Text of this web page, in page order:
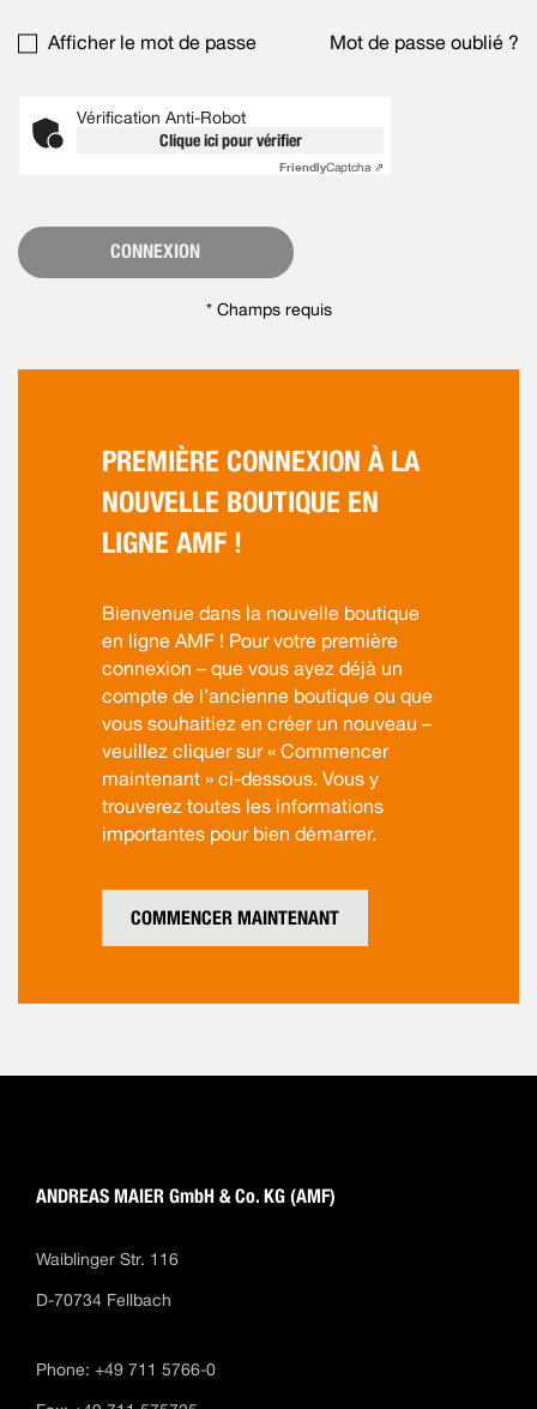
Afficher le mot de passe Mot de passe oublié ?
Vérification Anti-Robot
Clique ici pour vérifier
FriendlyCaptcha ⇗
CONNEXION
PREMIÈRE CONNEXION À LA
NOUVELLE BOUTIQUE EN
LIGNE AMF !
Bienvenue dans la nouvelle boutique
en ligne AMF ! Pour votre première
connexion – que vous ayez déjà un
compte de l’ancienne boutique ou que
vous souhaitiez en créer un nouveau –
veuillez cliquer sur « Commencer
maintenant » ci-dessous. Vous y
trouverez toutes les informations
importantes pour bien démarrer.
COMMENCER MAINTENANT
ANDREAS MAIER GmbH & Co. KG (AMF)
Waiblinger Str. 116
D-70734 Fellbach
Phone: +49 711 5766-0